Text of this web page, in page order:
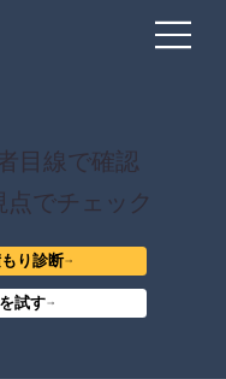
目線で確認
でチェック
り診断
試す